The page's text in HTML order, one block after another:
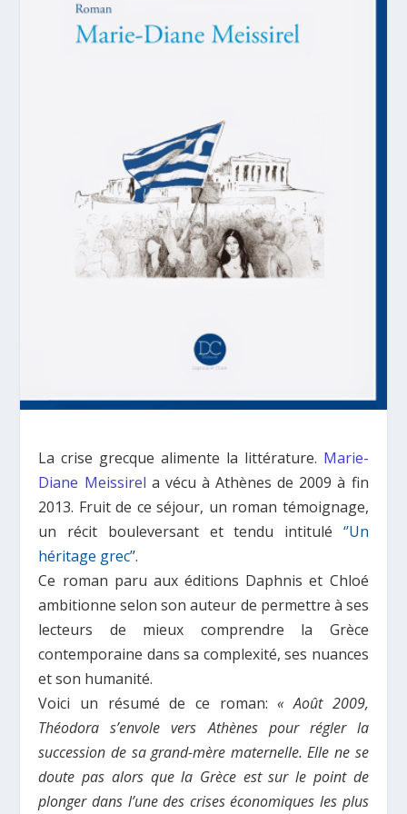
La crise grecque alimente la littérature. Marie-
Diane Meissirel a vécu à Athènes de 2009 à fin
2013. Fruit de ce séjour, un roman témoignage,
un récit bouleversant et tendu intitulé ‘’Un
héritage grec’’.
Ce roman paru aux éditions Daphnis et Chloé
ambitionne selon son auteur de permettre à ses
lecteurs de mieux comprendre la Grèce
contemporaine dans sa complexité, ses nuances
et son humanité.
Voici un résumé de ce roman:« Août 2009,
Théodora s’envole vers Athènes pour régler la
succession de sa grand-mère maternelle. Elle ne se
doute pas alors que la Grèce est sur le point de
plonger dans l’une des crises économiques les plus